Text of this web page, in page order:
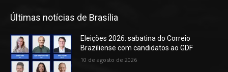
Últimas notícias de Brasília
Eleições 2026: sabatina do Correio
Braziliense com candidatos ao GDF
10 de agosto de 2026